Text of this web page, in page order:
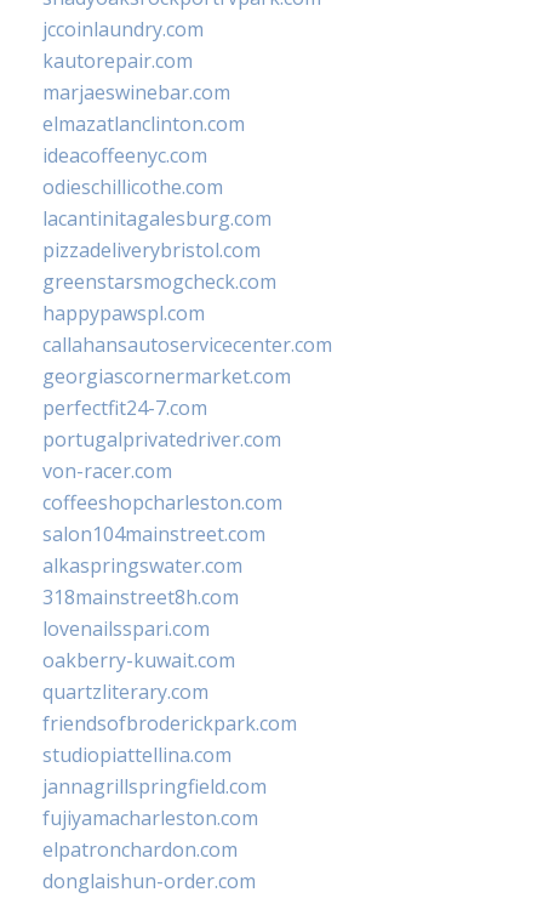
jccoinlaundry.com
kautorepair.com
marjaeswinebar.com
elmazatlanclinton.com
ideacoffeenyc.com
odieschillicothe.com
lacantinitagalesburg.com
pizzadeliverybristol.com
greenstarsmogcheck.com
happypawspl.com
callahansautoservicecenter.com
georgiascornermarket.com
perfectfit24-7.com
portugalprivatedriver.com
von-racer.com
coffeeshopcharleston.com
salon104mainstreet.com
alkaspringswater.com
318mainstreet8h.com
lovenailsspari.com
oakberry-kuwait.com
quartzliterary.com
friendsofbroderickpark.com
studiopiattellina.com
jannagrillspringfield.com
fujiyamacharleston.com
elpatronchardon.com
donglaishun-order.com